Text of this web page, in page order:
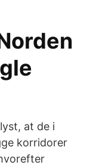
at de i
korridorer